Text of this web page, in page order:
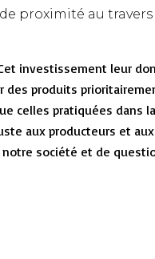
proximité au travers
investissement leur
produits
celles pratiquées dans
aux producteurs et
société et de